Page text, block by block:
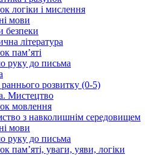
логіки і мислення
мови
безпеки
література
пам’яті
руку до письма
розвитку (0-5)
Мистецтво
мовлення
з навколишнім середовищем
мови
руку до письма
пам’яті, уваги, уяви, логіки